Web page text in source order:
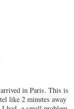
in Paris. This is
like 2 minutes away